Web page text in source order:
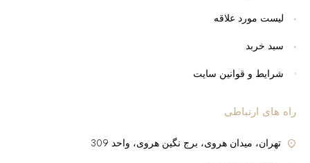
لیست مورد علاقه
سبد خربد
شرایط و قوانین سایت
راه های ارتباطی
تهران، میدان هروی، برج نگین هروی، واحد 309